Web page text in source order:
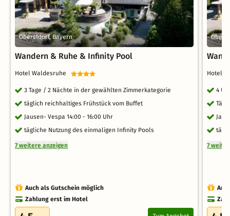
Oberstdorf, Bayern
Wandern & Ruhe & Infinity Pool
Hotel Waldesruhe
3 Tage / 2 Nächte in der gewählten Zimmerkategorie
täglich reichhaltiges Frühstück vom Buffet
Jausen- Vespa 14:00 - 16:00 Uhr
tägliche Nutzung des einmaligen Infinity Pools
7 weitere anzeigen
Auch als Gutschein möglich
Zahlung erst im Hotel
Hotel
4
7